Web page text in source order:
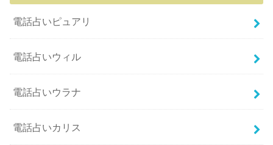
電話占いピュアリ
電話占いウィル
電話占いウラナ
電話占いカリス